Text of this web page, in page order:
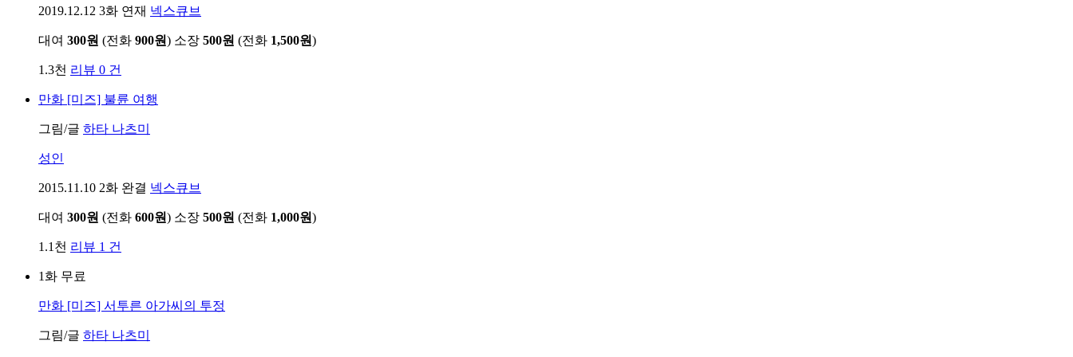
2019.12.12 3화 연재 넥스큐브
대여 300원 (전화 900원) 소장 500원 (전화 1,500원)
1.3천 리뷰 0 건
만화 [미즈] 불륜 여행
그림/글 하타 나츠미
성인
2015.11.10 2화 완결 넥스큐브
대여 300원 (전화 600원) 소장 500원 (전화 1,000원)
1.1천 리뷰 1 건
1화 무료
만화 [미즈] 서투른 아가씨의 투정
그림/글 하타 나츠미